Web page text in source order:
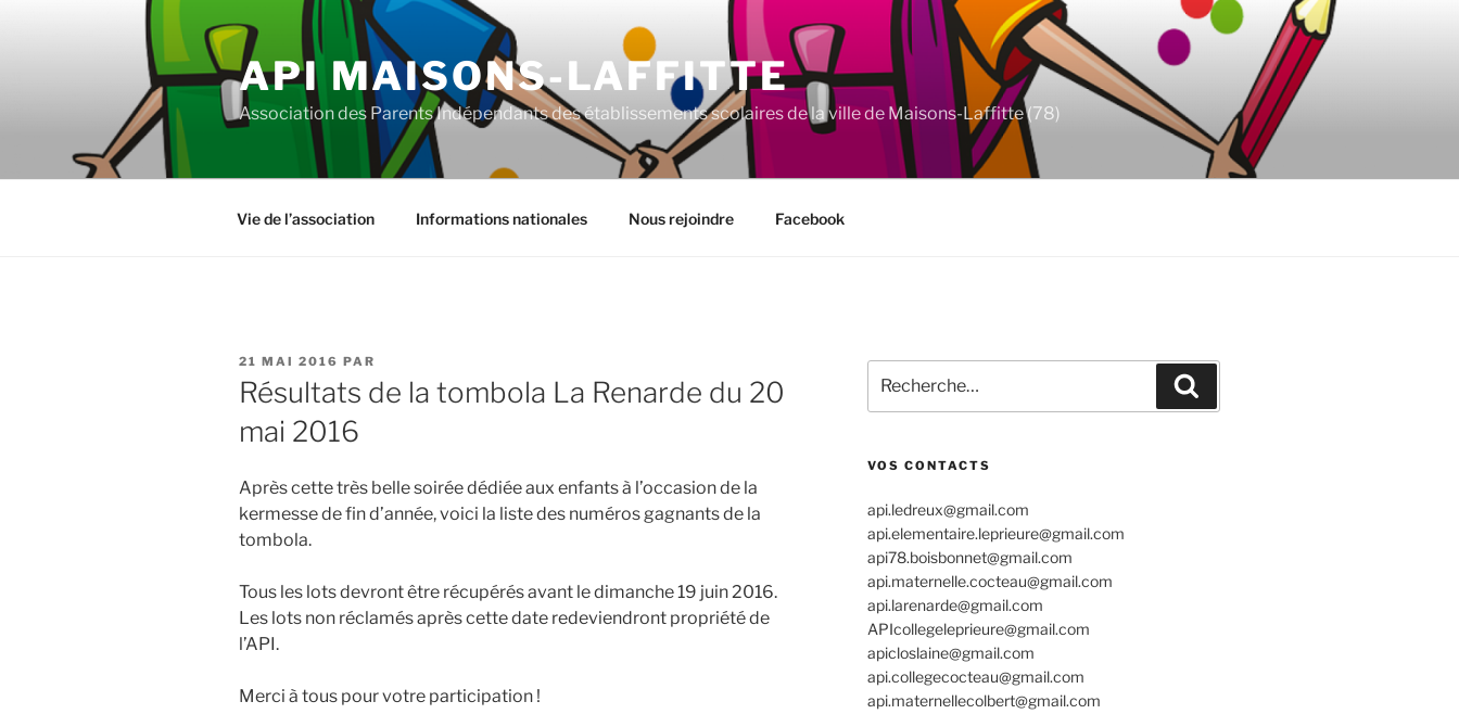
API MAISONS-LAFFITTE
Association des Parents Indépendants des établissements scolaires de la ville de Maisons-Laffitte (78)
Vie de l’association Informations nationales Nous rejoindre Facebook
PUBLIÉ
LE
21 MAI 2016 PAR
Résultats de la tombola La Renarde du 20
mai 2016
Après cette très belle soirée dédiée aux enfants à l’occasion de la
kermesse de fin d’année, voici la liste des numéros gagnants de la
tombola.
Tous les lots devront être récupérés avant le dimanche 19 juin 2016.
Les lots non réclamés après cette date redeviendront propriété de
l’API.
Merci à tous pour votre participation !
pour
:
VOS CONTACTS
api.ledreux@gmail.com
api.elementaire.leprieure@gmail.com
api78.boisbonnet@gmail.com
api.maternelle.cocteau@gmail.com
api.larenarde@gmail.com
APIcollegeleprieure@gmail.com
apicloslaine@gmail.com
api.collegecocteau@gmail.com
api.maternellecolbert@gmail.com